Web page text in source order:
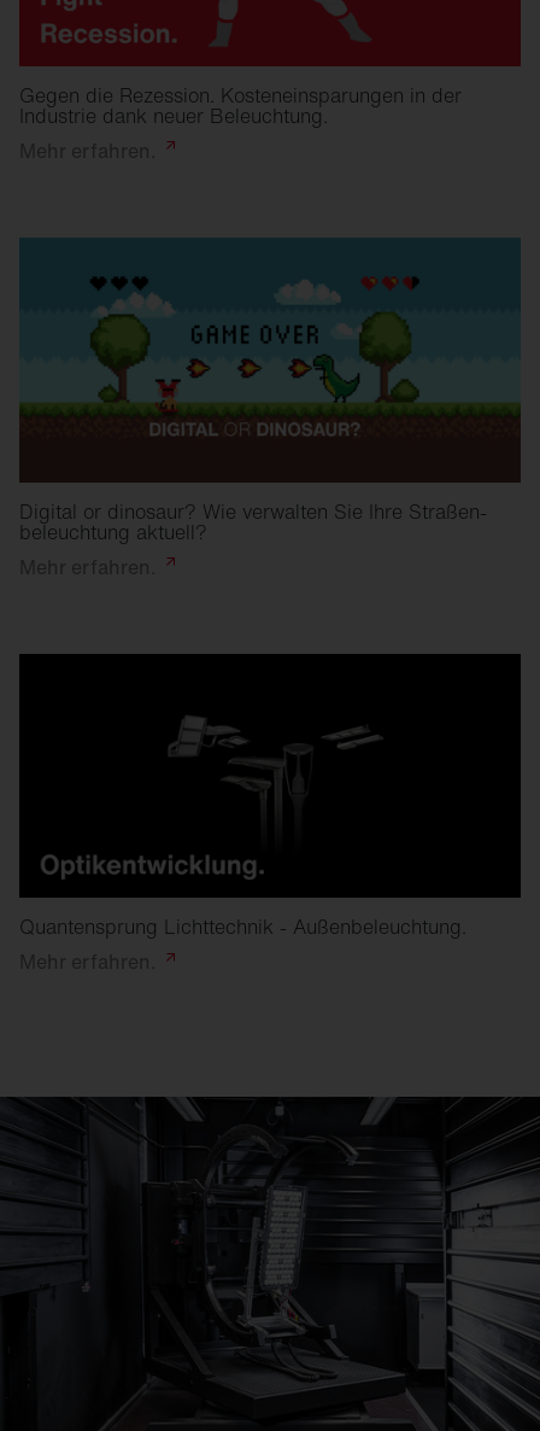
Gegen die Rezession. Kosteneinsparungen in der
Industrie dank neuer Beleuchtung.
Mehr erfahren.
Digital or dinosaur? Wie verwalten Sie Ihre Straßen­
beleuchtung aktuell?
Mehr erfahren.
Quantensprung Lichttechnik - Außenbeleuchtung.
Mehr erfahren.